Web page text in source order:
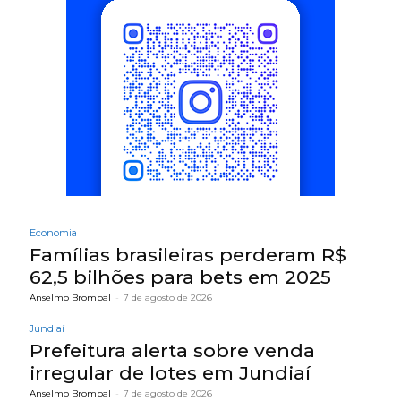
Economia
Famílias brasileiras perderam R$
62,5 bilhões para bets em 2025
Anselmo Brombal - 7 de agosto de 2026
Jundiaí
Prefeitura alerta sobre venda
irregular de lotes em Jundiaí
Anselmo Brombal - 7 de agosto de 2026